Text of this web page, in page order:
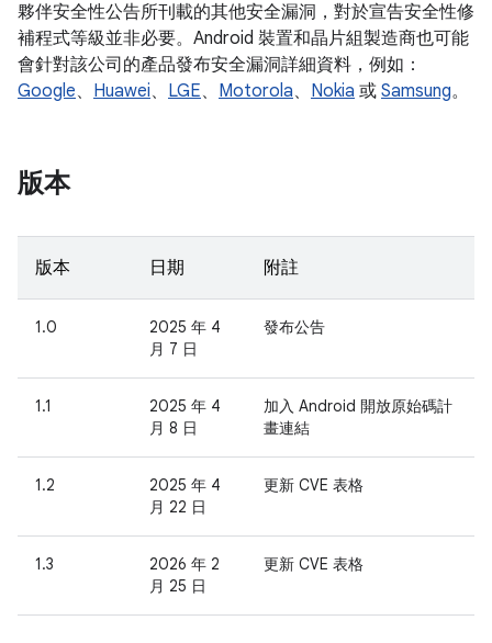
夥伴安全性公告所刊載的其他安全漏洞，對於宣告安全性修
補程式等級並非必要。Android 裝置和晶片組製造商也可能
會針對該公司的產品發布安全漏洞詳細資料，例如：
Google、 Huawei、 LGE、 Motorola、 Nokia 或 Samsung。
版本
版本 日期 附註
1.0
2025 年 4
月 7 日
發布公告
1.1
2025 年 4
月 8 日
加入 Android 開放原始碼計
畫連結
1.2
2025 年 4
月 22 日
更新 CVE 表格
1.3
2026 年 2
月 25 日
更新 CVE 表格